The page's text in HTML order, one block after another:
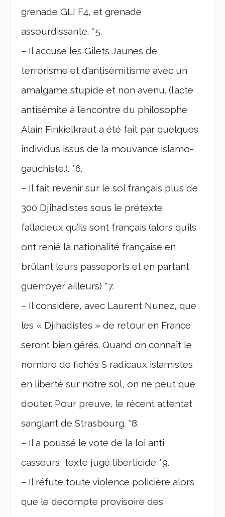
grenade GLI F4, et grenade
assourdissante. *5.
– Il accuse les Gilets Jaunes de
terrorisme et d’antisémitisme avec un
amalgame stupide et non avenu. (l’acte
antisémite à l’encontre du philosophe
Alain Finkielkraut a été fait par quelques
individus issus de la mouvance islamo-
gauchiste.). *6.
– Il fait revenir sur le sol français plus de
300 Djihadistes sous le prétexte
fallacieux qu’ils sont français (alors qu’ils
ont renié la nationalité française en
brûlant leurs passeports et en partant
guerroyer ailleurs) *7.
– Il considère, avec Laurent Nunez, que
les « Djihadistes » de retour en France
seront bien gérés. Quand on connaît le
nombre de fichés S radicaux islamistes
en liberté sur notre sol, on ne peut que
douter. Pour preuve, le récent attentat
sanglant de Strasbourg. *8.
– Il a poussé le vote de la loi anti
casseurs, texte jugé liberticide *9.
– Il réfute toute violence policière alors
que le décompte provisoire des